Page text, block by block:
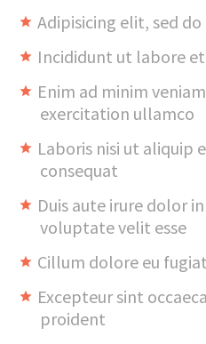
Adipisicing elit, sed
Incididunt ut labore
Enim ad minim
exercitation ullamco
Laboris nisi ut aliquip
consequat
Duis aute irure dolor
voluptate velit esse
Cillum dolore eu
Excepteur sint
proident